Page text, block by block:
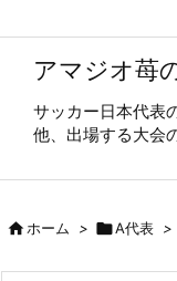
アマジオ苺
サッカー日本代表
他、出場する大会
ホーム > A代表 >